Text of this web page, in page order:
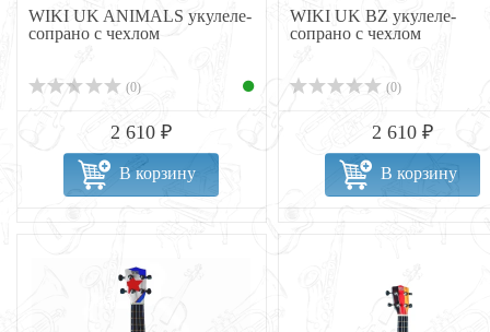
WIKI UK ANIMALS укулеле-
сопрано с чехлом
(0)
2 610 ₽
В корзину
WIKI UK BZ укулеле-
сопрано с чехлом
(0)
2 610 ₽
В корзину